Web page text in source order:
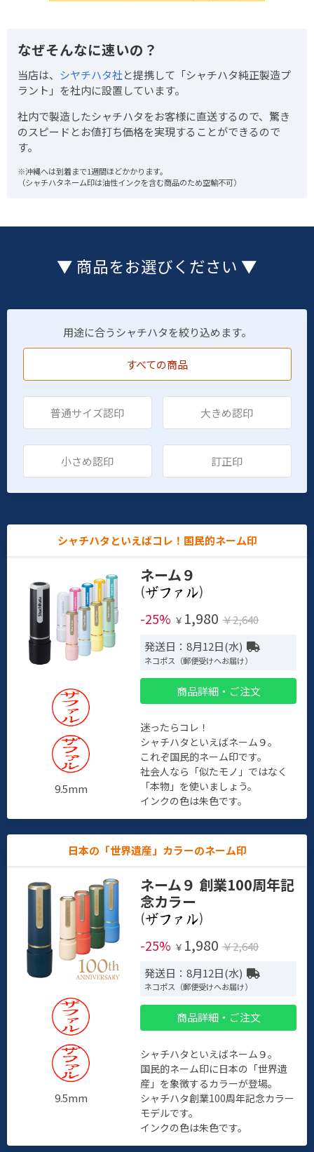
なぜそんなに速いの？
当店は、 シヤチハタ社と提携して「シャチハタ純正製造プ
ラント」を社内に設置しています。
社内で製造したシャチハタをお客様に直送するので、驚き
のスピードとお値打ち価格を実現することができるので
す。
※沖縄へは到着まで1週間ほどかかります。
（シャチハタネーム印は油性インクを含む商品のため空輸不可）
▼ 商品をお選びください ▼
用途に合うシャチハタを絞り込めます。
すべての商品
普通サイズ認印 大きめ認印
小さめ認印 訂正印
シャチハタといえばコレ！国民的ネーム印
9.5mm
ネーム９
(
)
-25% ￥ 1,980 ￥2,640
発送日：8月12日(水)
ネコポス（郵便受けへお届け）
商品詳細・ご注文
迷ったらコレ！
シャチハタといえばネーム９。
これぞ国民的ネーム印です。
社会人なら「似たモノ」ではなく
「本物」を使いましょう。
インクの色は朱色です。
日本の「世界遺産」カラーのネーム印
9.5mm
ネーム９ 創業100周年記
念カラー
(
)
-25% ￥ 1,980 ￥2,640
発送日：8月12日(水)
ネコポス（郵便受けへお届け）
商品詳細・ご注文
シャチハタといえばネーム９。
国民的ネーム印に日本の「世界遺
産」を象徴するカラーが登場。
シャチハタ創業100周年記念カラー
モデルです。
インクの色は朱色です。